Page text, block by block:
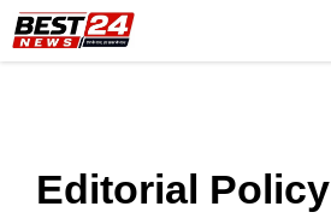
Skip
to
Editorial Policy